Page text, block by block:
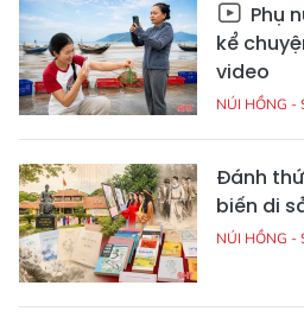
Phụ
kể
video
NÚI HỒNG -
Đánh
biến di
NÚI HỒNG -